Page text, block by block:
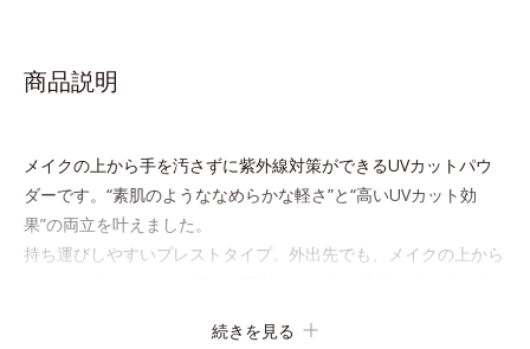
商品説明
メイクの上から手を汚さずに紫外線対策ができるUVカットパウ
ダーです。“素肌のようななめらかな軽さ”と“高いUVカット効
果”の両立を叶えました。
持ち運びしやすいプレストタイプ。外出先でも、メイクの上から
毛穴や色ムラをカバーしながらも、素肌のような透明美肌を叶え
続きを見る